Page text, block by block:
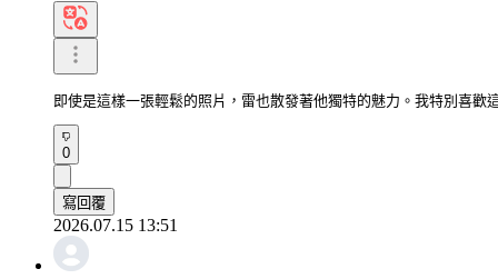
即使是這樣一張輕鬆的照片，雷也散發著他獨特的魅力。我特別喜歡
0
寫回覆
2026.07.15 13:51